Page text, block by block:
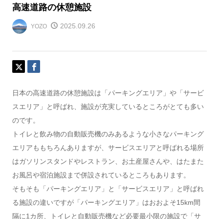
高速道路の休憩施設
YOZO 2025.09.26
日本の高速道路の休憩施設は「パーキングエリア」や「サービ
スエリア」と呼ばれ、施設が充実しているところがとても多い
のです。
トイレと飲み物の自動販売機のみあるような小さなパーキング
エリアももちろんありますが、サービスエリアと呼ばれる場所
はガソリンスタンドやレストラン、お土産屋さんや、はたまた
お風呂や宿泊施設まで併設されているところもあります。
そもそも「パーキングエリア」と「サービスエリア」と呼ばれ
る施設の違いですが「パーキングエリア」はおおよそ15km間
隔に1カ所、トイレと自動販売機など必要最小限の施設で「サ